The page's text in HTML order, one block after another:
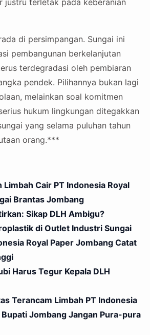
justru terletak pada keberanian
di persimpangan. Sungai ini
pembangunan berkelanjutan
terdegradasi oleh pembiaran
pendek. Pilihannya bukan lagi
melainkan soal komitmen
hukum lingkungan ditegakkan
yang selama puluhan tahun
orang.***
Limbah Cair PT Indonesia Royal
Brantas Jombang
Sikap DLH Ambigu?
di Outlet Industri Sungai
Royal Paper Jombang Catat
Harus Tegur Kepala DLH
Terancam Limbah PT Indonesia
Bupati Jombang Jangan Pura-pura